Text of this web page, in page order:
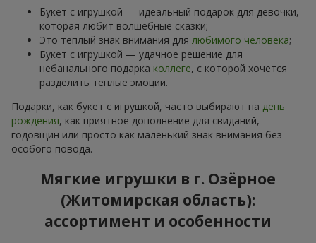
Букет с игрушкой — идеальный подарок для девочки,
которая любит волшебные сказки;
Это теплый знак внимания для любимого человека;
Букет с игрушкой — удачное решение для
небанального подарка коллеге, с которой хочется
разделить теплые эмоции.
Подарки, как букет с игрушкой, часто выбирают на день
рождения, как приятное дополнение для свиданий,
годовщин или просто как маленький знак внимания без
особого повода.
Мягкие игрушки в г. Озёрное
(Житомирская область):
ассортимент и особенности